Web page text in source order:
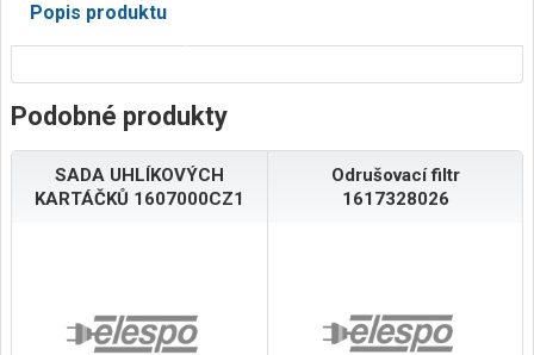
Popis produktu
Podobné produkty
SADA UHLÍKOVÝCH
KARTÁČKŮ 1607000CZ1
Odrušovací filtr
1617328026